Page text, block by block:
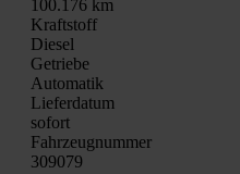
100.176 km
Kraft­stoff
Die­sel
Getrie­be
Auto­ma­tik
Lie­fer­da­tum
sofort
Fahrzeugnummer
309079